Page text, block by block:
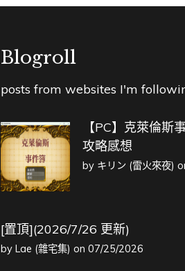
Blogroll
posts from websites I'm
【PC】克萊倫斯
攻略感想
by キリン (雷火來夜)
[置頂](2026/7/26 更新)
by Lae (雜宅集) on 07/25/2026